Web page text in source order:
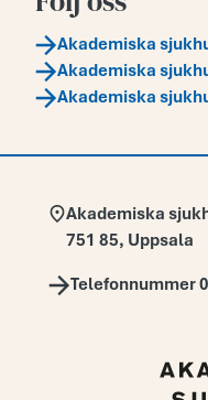
Akademiska
Akademiska
Akademiska
Akademiska
751 85, Uppsala
Telefon:
Telefonnummer